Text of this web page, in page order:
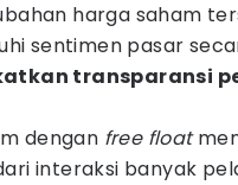
harga saham
sentimen pasar
transparansi
dengan free float
interaksi banyak